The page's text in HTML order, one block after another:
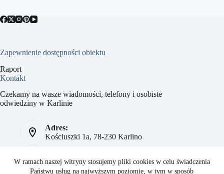
W ramach naszej witryny stosujemy pliki cookies w celu świadczenia
Państwu usług na najwyższym poziomie, w tym w sposób
Zapewnienie dostępności obiektu
Raport
Kontakt
Czekamy na wasze wiadomości, telefony i osobiste
odwiedziny w Karlinie
Adres:
Kościuszki 1a, 78-230 Karlino
784 093 041